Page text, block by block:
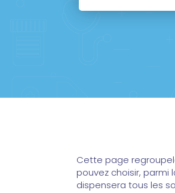
Cette page
pouvez choisir,
dispensera tous les